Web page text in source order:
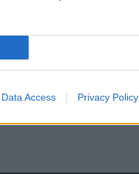
Data Access Privacy Policy